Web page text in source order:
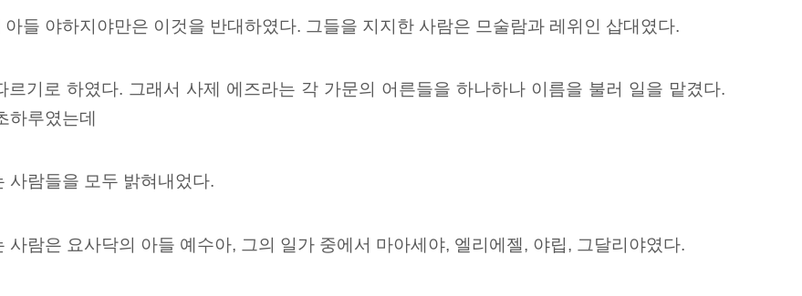
들 야하지야만은 이것을 반대하였다. 그들을 지지한 사람은 므술람과 레위인 삽대였다.
르기로 하였다. 그래서 사제 에즈라는 각 가문의 어른들을 하나하나 이름을 불러 일을 맡겼다.
하루였는데
사람들을 모두 밝혀내었다.
사람은 요사닥의 아들 예수아, 그의 일가 중에서 마아세야, 엘리에젤, 야립, 그달리야였다.